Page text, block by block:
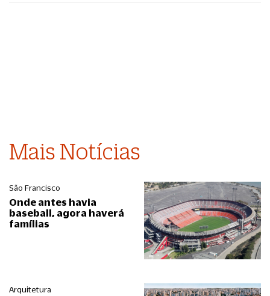
Mais Notícias
São Francisco
Onde antes havia
baseball, agora haverá
famílias
Arquitetura